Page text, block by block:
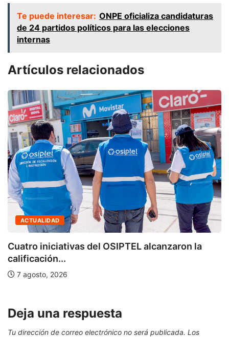
Te puede interesar: ONPE oficializa candidaturas
de 24 partidos políticos para las elecciones
internas
Artículos relacionados
ACTUALIDAD
Cuatro iniciativas del OSIPTEL alcanzaron la
calificación...
7 agosto, 2026
Deja una respuesta
Tu dirección de correo electrónico no será publicada. Los